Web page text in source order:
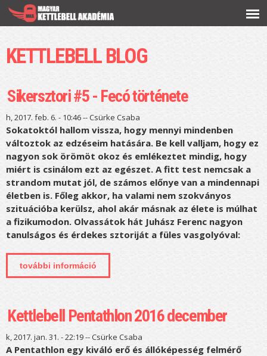
tartalomra
KETTLEBELL BLOG
Sikersztori #5 - Fecó története
h, 2017. feb. 6. - 10:46 --Csürke Csaba
Sokatoktól hallom vissza, hogy mennyi mindenben
változtok az edzéseim hatására. Be kell valljam, hogy ez
nagyon sok örömöt okoz és emlékeztet mindig, hogy
miért is csinálom ezt az egészet. A fitt test nemcsak a
strandom mutat jól, de számos előnye van a mindennapi
életben is. Főleg akkor, ha valami nem szokványos
szituációba kerülsz, ahol akár másnak az élete is múlhat
a fizikumodon. Olvassátok hát Juhász Ferenc nagyon
tanulságos és érdekes sztoriját a füles vasgolyóval:
további információ
tartalommal kapcsolatosan
Kettlebell Pentathlon 2016 december
k, 2017. jan. 31. - 22:19 --Csürke Csaba
A Pentathlon egy kiváló erő és állóképesség felmérő